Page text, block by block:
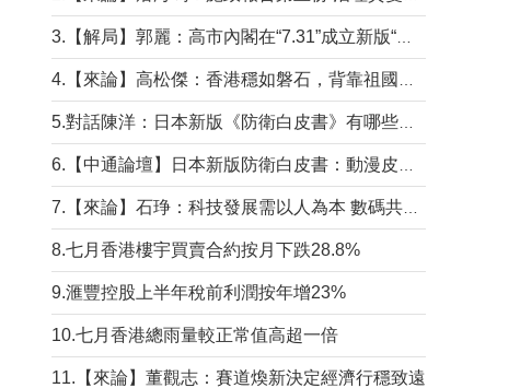
8.七月香港樓宇買賣合約按月下跌28.8%
9.滙豐控股上半年稅前利潤按年增23%
10.七月香港總雨量較正常值高超一倍
11.【來論】董觀志：賽道煥新決定經濟行穩致遠